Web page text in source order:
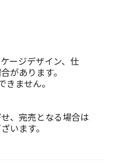
ージデザイン、仕
があります。
きません。
、完売となる場合は
います。